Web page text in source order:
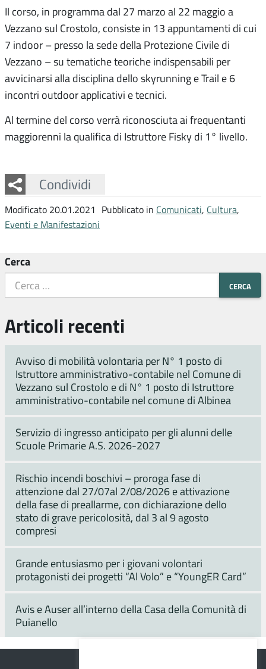
Il corso, in programma dal 27 marzo al 22 maggio a
Vezzano sul Crostolo, consiste in 13 appuntamenti di cui
7 indoor – presso la sede della Protezione Civile di
Vezzano – su tematiche teoriche indispensabili per
avvicinarsi alla disciplina dello skyrunning e Trail e 6
incontri outdoor applicativi e tecnici.
Al termine del corso verrà riconosciuta ai frequentanti
maggiorenni la qualifica di Istruttore Fisky di 1° livello.
Condividi
Facebook
Twitter
Whatsapp
Modificato 20.01.2021 Pubblicato in Comunicati, Cultura,
Eventi e Manifestazioni
Cerca
Articoli recenti
Avviso di mobilità volontaria per N° 1 posto di
Istruttore amministrativo-contabile nel Comune di
Vezzano sul Crostolo e di N° 1 posto di Istruttore
amministrativo-contabile nel comune di Albinea
Servizio di ingresso anticipato per gli alunni delle
Scuole Primarie A.S. 2026-2027
Rischio incendi boschivi – proroga fase di
attenzione dal 27/07al 2/08/2026 e attivazione
della fase di preallarme, con dichiarazione dello
stato di grave pericolosità, dal 3 al 9 agosto
compresi
Grande entusiasmo per i giovani volontari
protagonisti dei progetti “Al Volo” e “YoungER Card”
Avis e Auser all’interno della Casa della Comunità di
Puianello